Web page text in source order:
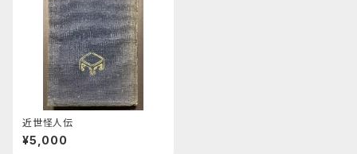
近世怪人伝
¥5,000